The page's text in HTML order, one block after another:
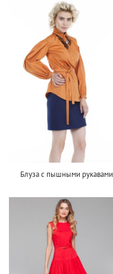
Блуза с пышными рукавами